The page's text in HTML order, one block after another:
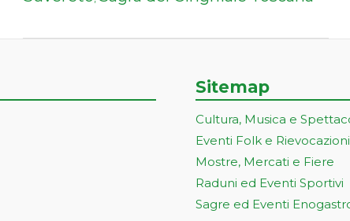
Sitemap
Cultura, Musica e
Eventi Folk e
Mostre, Mercati e Fiere
Raduni ed Eventi Sportivi
Sagre ed Eventi